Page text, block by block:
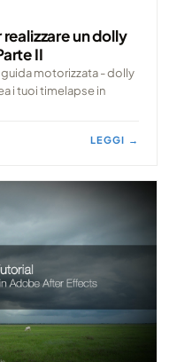
un dolly
II
guida motorizzata - dolly
i tuoi timelapse in
LEGGI →